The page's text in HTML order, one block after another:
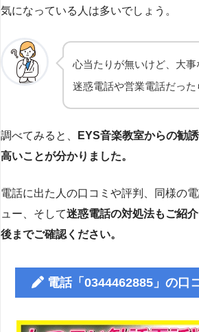
気になっている人は多いでしょう。
心当たりが無いけど、大
迷惑電話や営業電話だっ
調べてみると、
EYS音楽教室からの勧
高いことが分かりました。
電話に出た人の口コミや評判、同様の
ュー、そして迷惑電話の対処法もご紹
後までご確認ください。
電話「0344462885」の口